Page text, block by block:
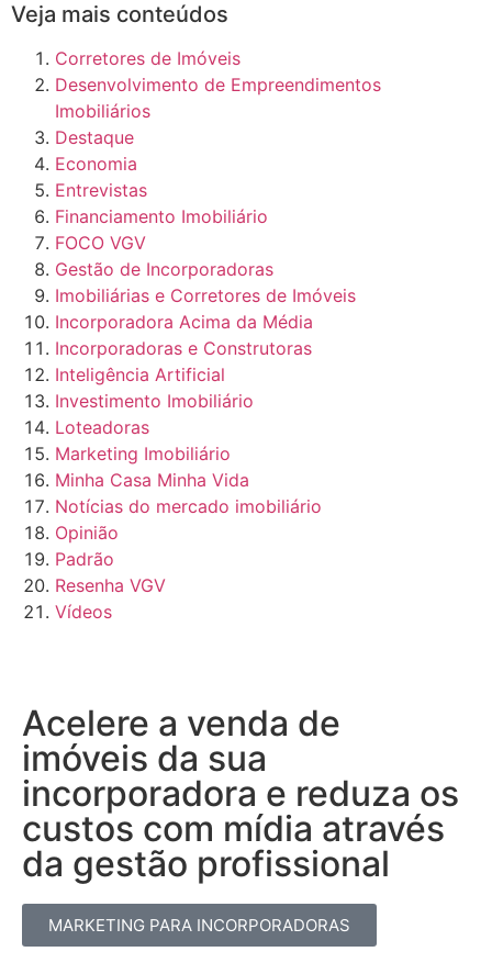
Veja mais conteúdos
Corretores de Imóveis
Desenvolvimento de Empreendimentos
Imobiliários
Destaque
Economia
Entrevistas
Financiamento Imobiliário
FOCO VGV
Gestão de Incorporadoras
Imobiliárias e Corretores de Imóveis
Incorporadora Acima da Média
Incorporadoras e Construtoras
Inteligência Artificial
Investimento Imobiliário
Loteadoras
Marketing Imobiliário
Minha Casa Minha Vida
Notícias do mercado imobiliário
Opinião
Padrão
Resenha VGV
Vídeos
Acelere a venda de
imóveis da sua
incorporadora e reduza os
custos com mídia através
da gestão profissional​
MARKETING PARA INCORPORADORAS